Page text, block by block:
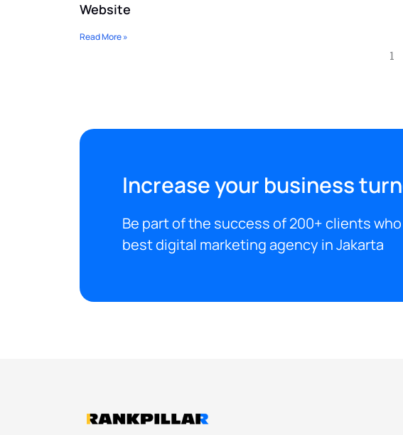
Website
Read More »
1
Increase your business
Be part of the success of 200+ clients
best digital marketing agency in Jakarta